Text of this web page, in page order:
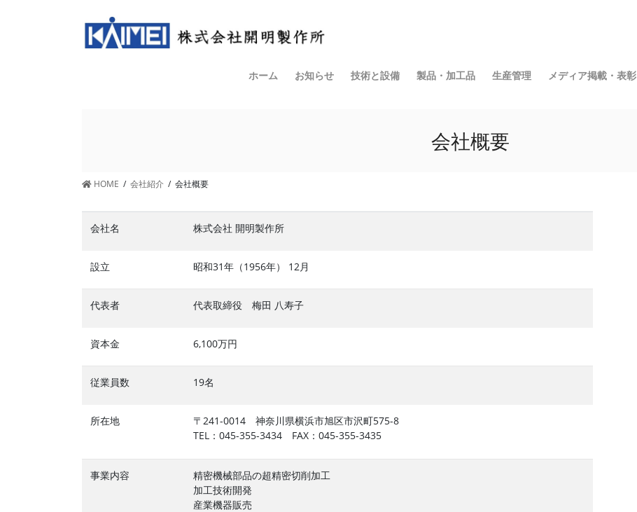
ホーム お知らせ 技術と設備 製品・加工品 生産管理 メディア掲載・表彰
会社概要
HOME 会社紹介 会社概要
会社名 株式会社 開明製作所
設立 昭和31年（1956年） 12月
代表者 代表取締役 梅田 八寿子
資本金 6,100万円
従業員数 19名
所在地
〒241-0014 神奈川県横浜市旭区市沢町575-8
TEL：045-355-3434 FAX：045-355-3435
事業内容
精密機械部品の超精密切削加工
加工技術開発
産業機器販売